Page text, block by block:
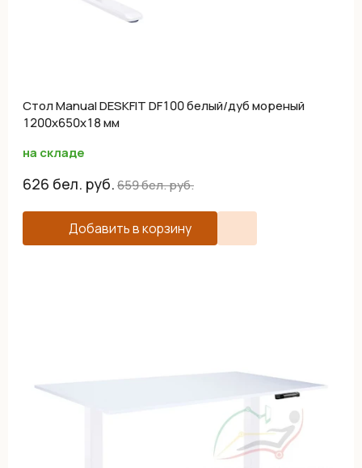
Cтол Manual DESKFIT DF100 белый/дуб мореный
1200х650х18 мм
на складе
626 бел. руб.659бел. руб.
Добавить в корзину